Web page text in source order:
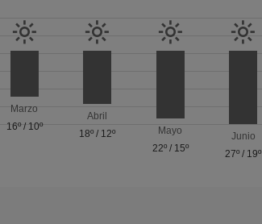
Marzo
16º/ 10º
Abril
18º / 12º
Mayo
22º/ 15º
Junio
27º / 19º